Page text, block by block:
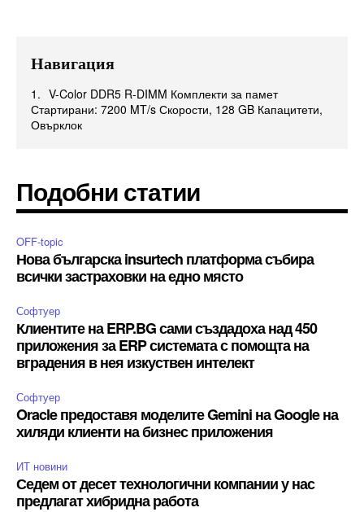
Навигация
V-Color DDR5 R-DIMM Комплекти за памет
Стартирани: 7200 MT/s Скорости, 128 GB Капацитети,
Овърклок
Подобни статии
OFF-topic
Нова българска insurtech платформа събира
всички застраховки на едно място
Софтуер
Клиентите на ERP.BG сами създадоха над 450
приложения за ERP системата с помощта на
вградения в нея изкуствен интелект
Софтуер
Oracle предоставя моделите Gemini на Google на
хиляди клиенти на бизнес приложения
ИТ новини
Седем от десет технологични компании у нас
предлагат хибридна работа